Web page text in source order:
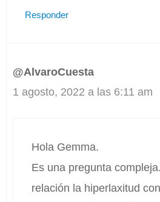
Responder
@AlvaroCuesta
1 agosto, 2022 a las 6:11 am
Hola Gemma.
Es una pregunta
relación la hiperlaxitud